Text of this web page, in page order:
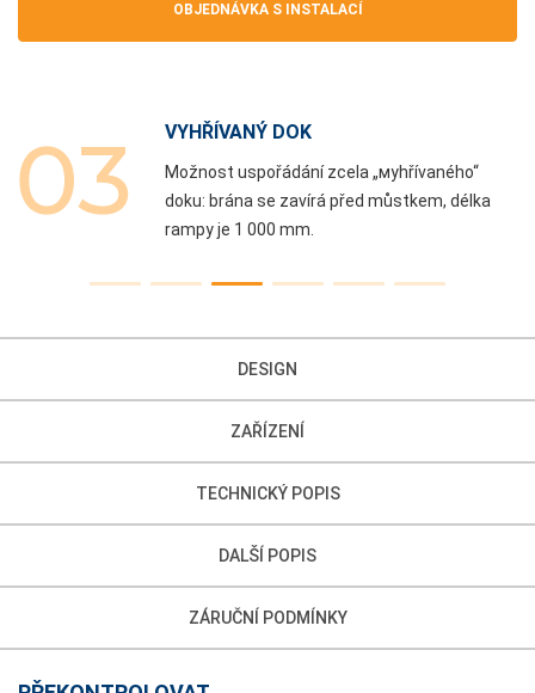
OBJEDNÁVKA S INSTALACÍ
VYHŘÍVANÝ DOK
Možnost uspořádání zcela „мyhřívaného“
doku: brána se zavírá před můstkem, délka
rampy je 1 000 mm.
DESIGN
ZAŘÍZENÍ
TECHNICKÝ POPIS
DALŠÍ POPIS
ZÁRUČNÍ PODMÍNKY